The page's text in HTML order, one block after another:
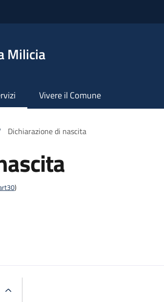
Milicia
Vivere il Comune
Dichiarazione di nascita
)